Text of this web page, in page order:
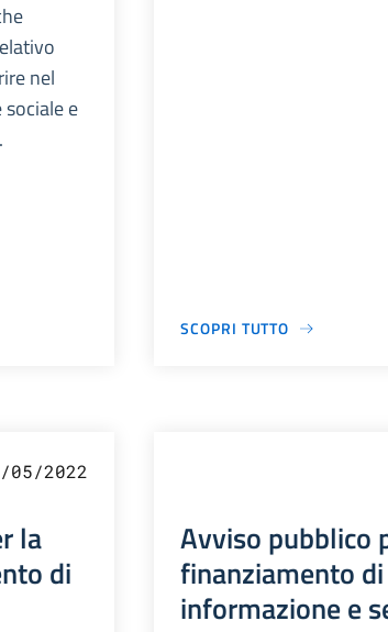
nel
e
SCOPRI TUTTO
05/2022
la
di
Avviso pubblico
finanziamento
informazione e